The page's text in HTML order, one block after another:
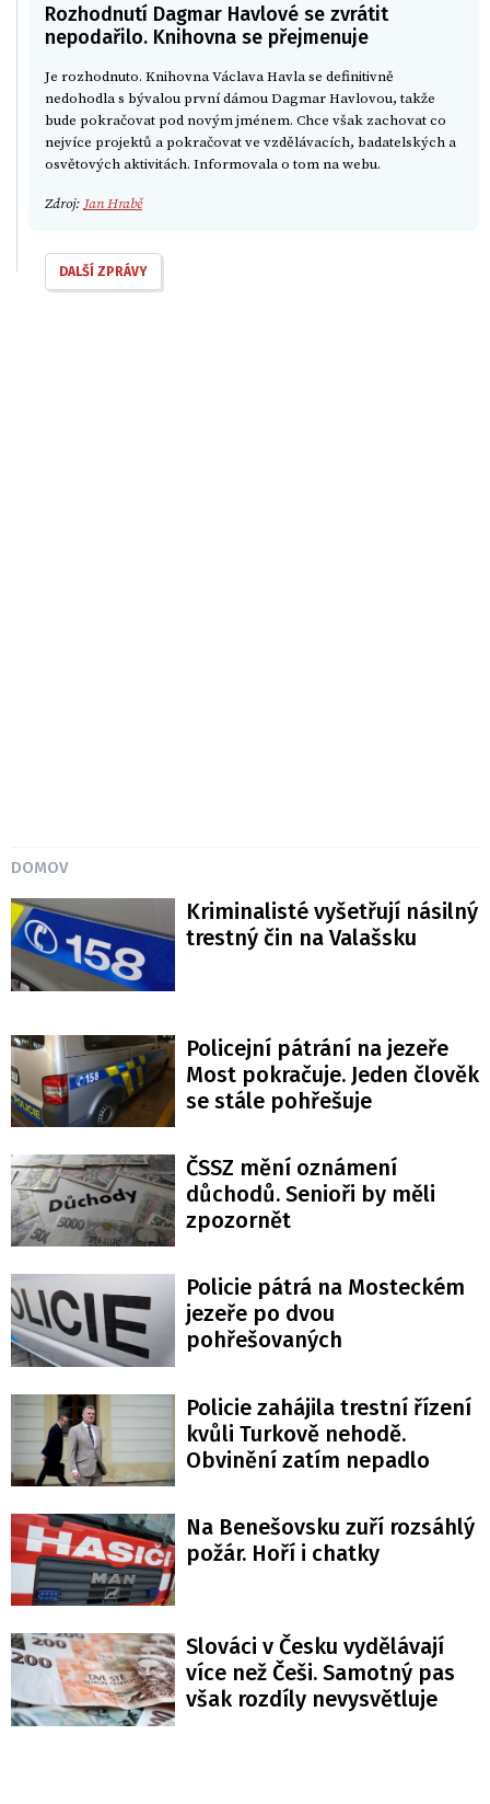
Rozhodnutí Dagmar Havlové se zvrátit
nepodařilo. Knihovna se přejmenuje
Je rozhodnuto. Knihovna Václava Havla se definitivně
nedohodla s bývalou první dámou Dagmar Havlovou, takže
bude pokračovat pod novým jménem. Chce však zachovat co
nejvíce projektů a pokračovat ve vzdělávacích, badatelských a
osvětových aktivitách. Informovala o tom na webu.
Zdroj: Jan Hrabě
DALŠÍ ZPRÁVY
DOMOV
Kriminalisté vyšetřují násilný
trestný čin na Valašsku
Policejní pátrání na jezeře
Most pokračuje. Jeden člověk
se stále pohřešuje
ČSSZ mění oznámení
důchodů. Senioři by měli
zpozornět
Policie pátrá na Mosteckém
jezeře po dvou
pohřešovaných
Policie zahájila trestní řízení
kvůli Turkově nehodě.
Obvinění zatím nepadlo
Na Benešovsku zuří rozsáhlý
požár. Hoří i chatky
Slováci v Česku vydělávají
více než Češi. Samotný pas
však rozdíly nevysvětluje